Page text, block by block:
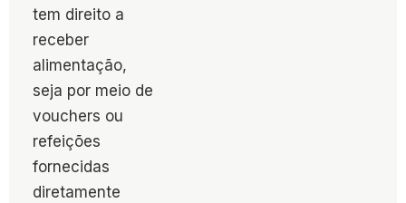
tem direito a
receber
alimentação,
seja por meio de
vouchers ou
refeições
fornecidas
diretamente